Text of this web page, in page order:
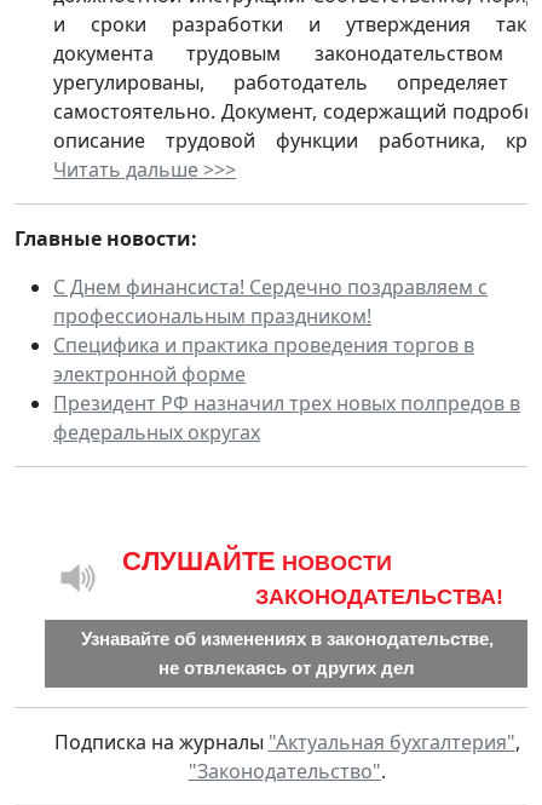
и сроки разработки и утверждения
документа трудовым законодательством
урегулированы, работодатель определяет
самостоятельно. Документ, содержащий
описание трудовой функции работника,
Читать дальше >>>
Главные новости:
С Днем финансиста! Сердечно поздравляем с
профессиональным праздником!
Специфика и практика проведения торгов в
электронной форме
Президент РФ назначил трех новых полпредов в
федеральных округах
CЛУШАЙТЕ НОВОСТИ
ЗАКОНОДАТЕЛЬСТВА!
Узнавайте об изменениях в законодательстве,
не отвлекаясь от других дел
Подписка на журналы "Актуальная бухгалтерия",
"Законодательство".